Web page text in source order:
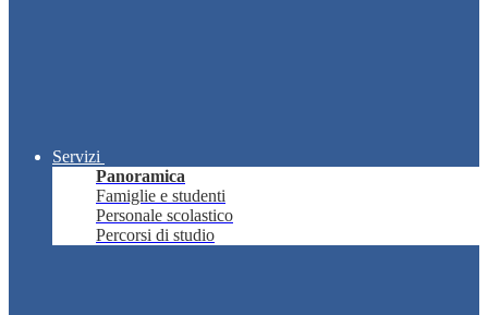
Servizi
Panoramica
Famiglie e studenti
Personale scolastico
Percorsi di studio